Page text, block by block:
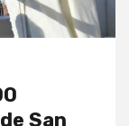
San